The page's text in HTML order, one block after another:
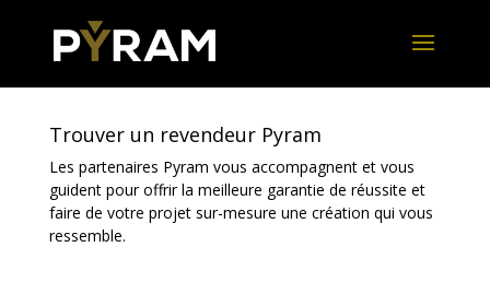
Trouver un revendeur Pyram
Les partenaires Pyram vous accompagnent et vous
guident pour offrir la meilleure garantie de réussite et
faire de votre projet sur-mesure une création qui vous
ressemble.